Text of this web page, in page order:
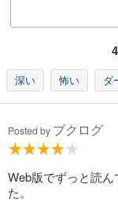
深い 怖い ダ
Posted by ブクログ
Web版でずっと読
た。